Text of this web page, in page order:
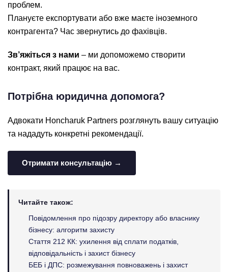
проблем.
Плануєте експортувати або вже маєте іноземного
контрагента? Час звернутись до фахівців.
Зв’яжіться з нами – ми допоможемо створити
контракт, який працює на вас.
Потрібна юридична допомога?
Адвокати Honcharuk Partners розглянуть вашу ситуацію
та нададуть конкретні рекомендації.
Отримати консультацію →
Читайте також:
Повідомлення про підозру директору або власнику
бізнесу: алгоритм захисту
Стаття 212 КК: ухилення від сплати податків,
відповідальність і захист бізнесу
БЕБ і ДПС: розмежування повноважень і захист